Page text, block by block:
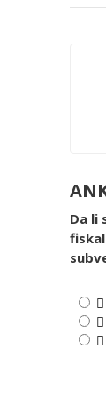
Da li